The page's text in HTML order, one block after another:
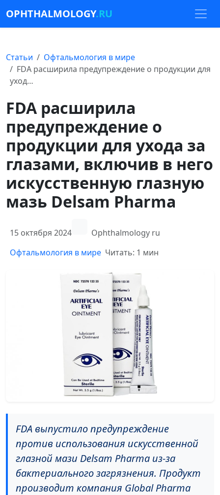
OPHTHALMOLOGY.RU
Статьи
Офтальмология в мире
FDA расширила предупреждение о продукции для
уход…
FDA расширила
предупреждение о
продукции для ухода за
глазами, включив в него
искусственную глазную
мазь Delsam Pharma
15 октября 2024
Ophthalmology ru
Офтальмология в мире Читать: 1 мин
FDA выпустило предупреждение
против использования искусственной
глазной мази Delsam Pharma из-за
бактериального загрязнения. Продукт
производит компания Global Pharma